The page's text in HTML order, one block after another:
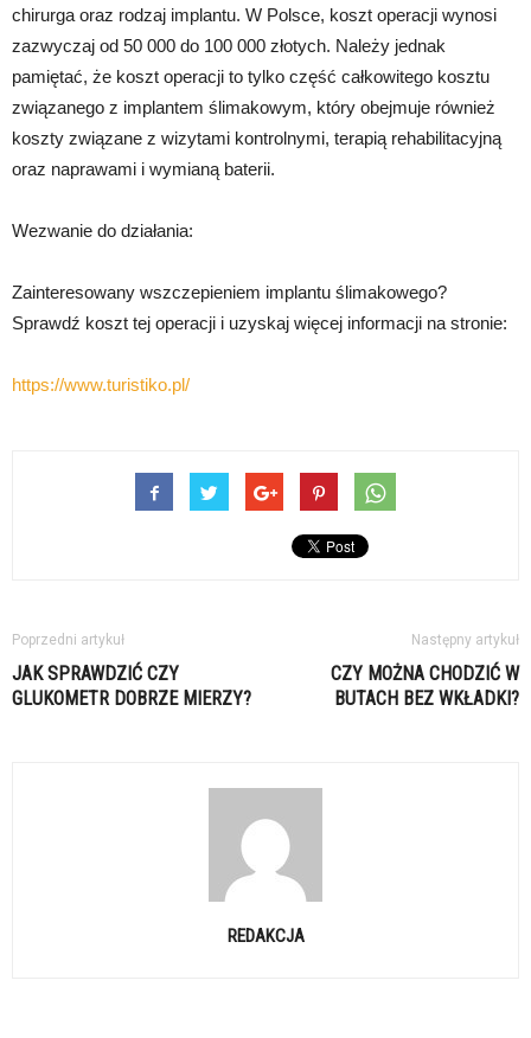
chirurga oraz rodzaj implantu. W Polsce, koszt operacji wynosi
zazwyczaj od 50 000 do 100 000 złotych. Należy jednak
pamiętać, że koszt operacji to tylko część całkowitego kosztu
związanego z implantem ślimakowym, który obejmuje również
koszty związane z wizytami kontrolnymi, terapią rehabilitacyjną
oraz naprawami i wymianą baterii.
Wezwanie do działania:
Zainteresowany wszczepieniem implantu ślimakowego?
Sprawdź koszt tej operacji i uzyskaj więcej informacji na stronie:
https://www.turistiko.pl/
Poprzedni artykuł
JAK SPRAWDZIĆ CZY
GLUKOMETR DOBRZE MIERZY?
Następny artykuł
CZY MOŻNA CHODZIĆ W
BUTACH BEZ WKŁADKI?
REDAKCJA